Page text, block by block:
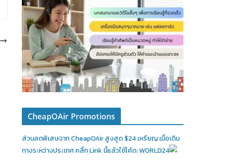
CheapOAir Promotions
ส่วนลดพิเสษจาก CheapOAir สูงสุด $24 เหรียญ เมื่อเดิน
ทางระหว่างประเทศ คลิ้ก Link นี้แล้วใช้โค้ด: WORLD24